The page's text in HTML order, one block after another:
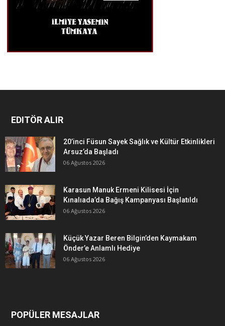
EDITÖR ALIR
20’inci Füsun Sayek Sağlık ve Kültür Etkinlikleri
Arsuz’da Başladı
06 Ağustos 2026
Karasun Manuk Ermeni Kilisesi İçin
Kınalıada’da Bağış Kampanyası Başlatıldı
06 Ağustos 2026
Küçük Yazar Beren Bilgin’den Kaymakam
Önder’e Anlamlı Hediye
06 Ağustos 2026
POPÜLER MESAJLAR